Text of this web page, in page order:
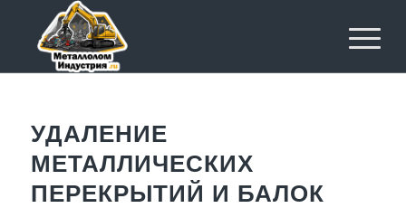
УДАЛЕНИЕ
МЕТАЛЛИЧЕСКИХ
ПЕРЕКРЫТИЙ И БАЛОК